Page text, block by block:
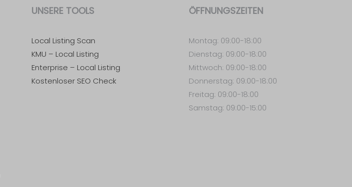
UNSERE TOOLS
Local Listing Scan
KMU – Local Listing
Enterprise – Local Listing
Kostenloser SEO Check
ÖFFNUNGSZEITEN
Montag: 09:00-18:00
Dienstag: 09:00-18:00
Mittwoch: 09:00-18:00
Donnerstag: 09:00-18:00
Freitag: 09:00-18:00
Samstag: 09:00-15:00